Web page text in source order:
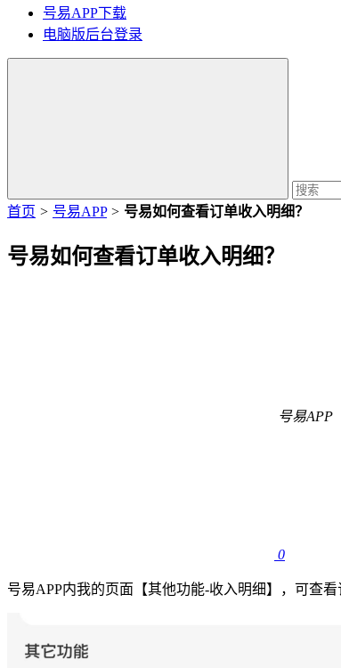
号易APP下载
电脑版后台登录
首页 > 号易APP > 号易如何查看订单收入明细？
号易如何查看订单收入明细？
号易APP
0
号易APP内我的页面【其他功能-收入明细】，可查